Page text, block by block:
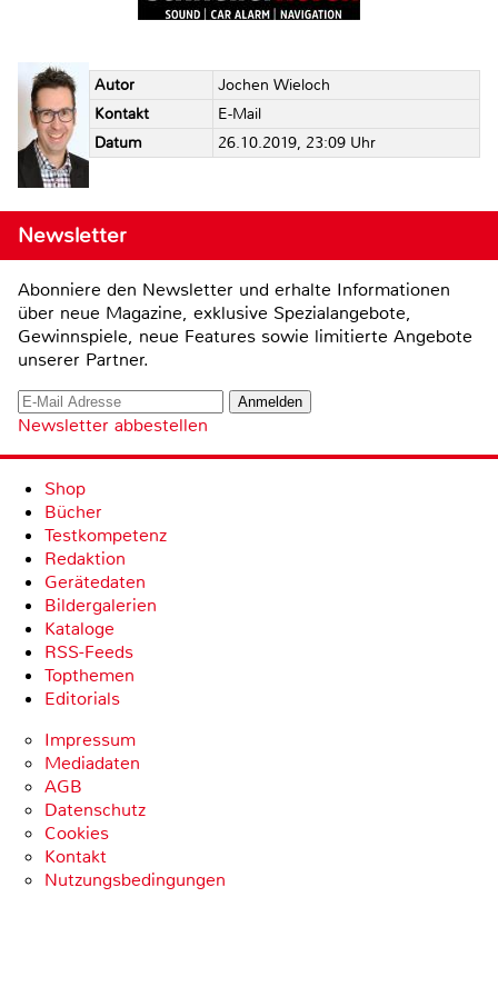
Autor
Jochen Wieloch
Kontakt
E-Mail
Datum
26.10.2019, 23:09 Uhr
Newsletter
Abonniere den Newsletter und erhalte Informationen
über neue Magazine, exklusive Spezialangebote,
Gewinnspiele, neue Features sowie limitierte Angebote
unserer Partner.
Newsletter abbestellen
Shop
Bücher
Testkompetenz
Redaktion
Gerätedaten
Bildergalerien
Kataloge
RSS-Feeds
Topthemen
Editorials
Impressum
Mediadaten
AGB
Datenschutz
Cookies
Kontakt
Nutzungsbedingungen